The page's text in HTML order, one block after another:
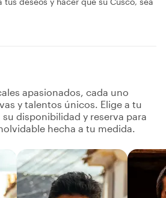
apasionados, cada uno
y talentos únicos. Elige a tu
disponibilidad y reserva para
hecha a tu medida.